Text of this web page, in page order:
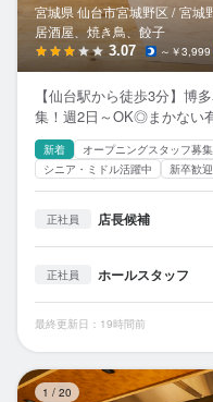
宮城県 仙台市宮城野区 / 宮城
居酒屋、焼き鳥、餃子
3.07 ～￥3,999
【仙台駅から徒歩3分】博
集！週2日～OK◎まかない
新着 オープニングスタッフ募集
シニア・ミドル活躍中
新卒歓迎
正社員 店長候補
正社員 ホールスタッフ
最終更新日：19時間前
1 / 20